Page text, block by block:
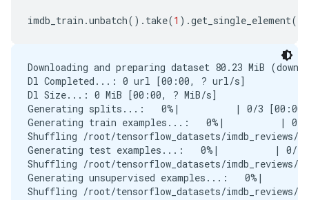
imdb_train .unbatch() . take(1 ) .get_single_element()
Downloading and preparing dataset 80.23 MiB
Dl Completed...: 0 url [00:00, ? url/s]
Dl Size...: 0 MiB [00:00, ? MiB/s]
Generating splits...:   0%|          | 0/3
Generating train examples...:   0%|          | 0/
Shuffling /root/tensorflow_datasets/imdb_reviews/
Generating test examples...:   0%|          | 0/
Shuffling /root/tensorflow_datasets/imdb_reviews/
Generating unsupervised examples...:   0%|
Shuffling /root/tensorflow_datasets/imdb_reviews/